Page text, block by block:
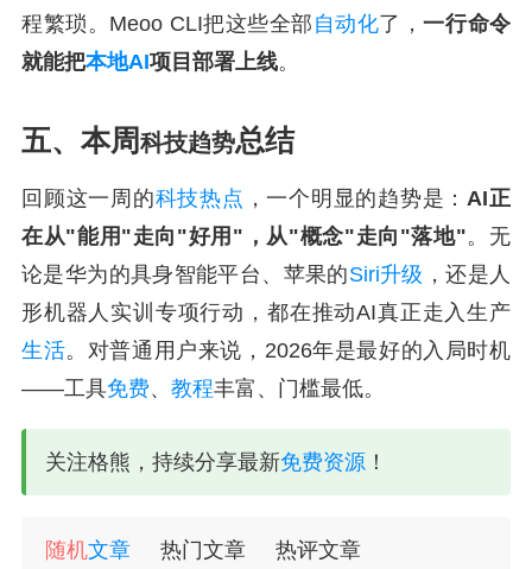
程繁琐。Meoo CLI把这些全部 自动化了，一行命令
就能把本地AI项目部署上线。
五、本周科技趋势总结
回顾这一周的科技热点 ，一个明显的趋势是：AI正
在从"能用"走向"好用"，从"概念"走向"落地"。无
论是华为的具身智能平台、苹果的Siri升级 ，还是人
形机器人实训专项行动，都在推动AI真正走入生产
生活。对普通用户来说，2026年是最好的入局时机
——工具免费、 教程丰富、门槛最低。
关注格熊，持续分享最新免费资源 ！
随机文章 热门文章 热评文章